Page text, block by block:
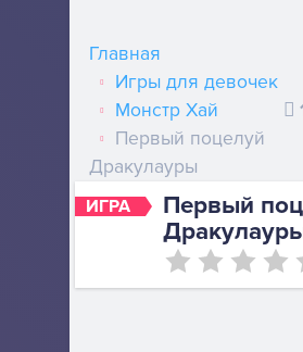
ИГРА
Первый
Главная
Игры для девочек
Монстр Хай
Первый поцелуй
Дракулауры